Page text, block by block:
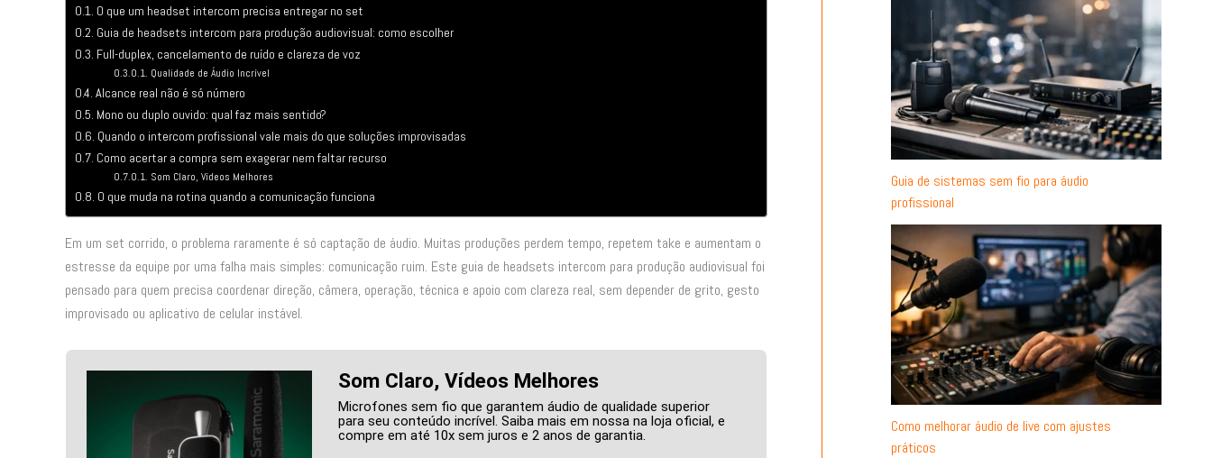
O que um headset intercom precisa entregar no set
Guia de headsets intercom para produção audiovisual: como escolher
Full-duplex, cancelamento de ruído e clareza de voz
Qualidade de Áudio Incrível
Alcance real não é só número
Mono ou duplo ouvido: qual faz mais sentido?
Quando o intercom profissional vale mais do que soluções improvisadas
Como acertar a compra sem exagerar nem faltar recurso
Som Claro, Vídeos Melhores
O que muda na rotina quando a comunicação funciona
Em um set corrido, o problema raramente é só captação de áudio. Muitas produções perdem tempo, repetem take e aumentam o
estresse da equipe por uma falha mais simples: comunicação ruim. Este guia de headsets intercom para produção audiovisual foi
pensado para quem precisa coordenar direção, câmera, operação, técnica e apoio com clareza real, sem depender de grito, gesto
improvisado ou aplicativo de celular instável.
Som Claro, Vídeos Melhores
Microfones sem fio que garantem áudio de qualidade superior
para seu conteúdo incrível. Saiba mais em nossa na loja oficial, e
compre em até 10x sem juros e 2 anos de garantia.
Guia de sistemas sem fio para áudio
profissional
Como melhorar áudio de live com ajustes
práticos